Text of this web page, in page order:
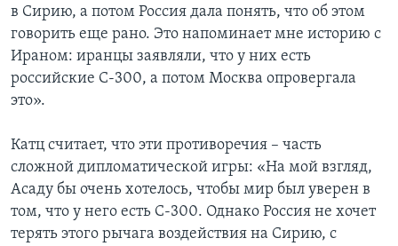
в Сирию, а потом Россия дала понять, что об этом
говорить еще рано. Это напоминает мне историю с
Ираном: иранцы заявляли, что у них есть
российские С-300, а потом Москва опровергала
это».
Катц считает, что эти противоречия – часть
сложной дипломатической игры: «На мой взгляд,
Асаду бы очень хотелось, чтобы мир был уверен в
том, что у него есть С-300. Однако Россия не хочет
терять этого рычага воздействия на Сирию, с